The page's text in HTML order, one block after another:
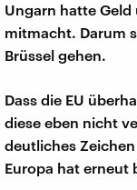
Ungarn hatte
mitmacht. Darum
Brüssel gehen.
Dass die EU
diese eben nicht
deutliches
Europa hat erneut